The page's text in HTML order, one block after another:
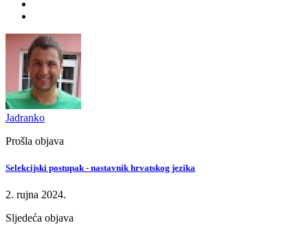
Jadranko
Prošla objava
Selekcijski postupak - nastavnik hrvatskog jezika
2. rujna 2024.
Sljedeća objava